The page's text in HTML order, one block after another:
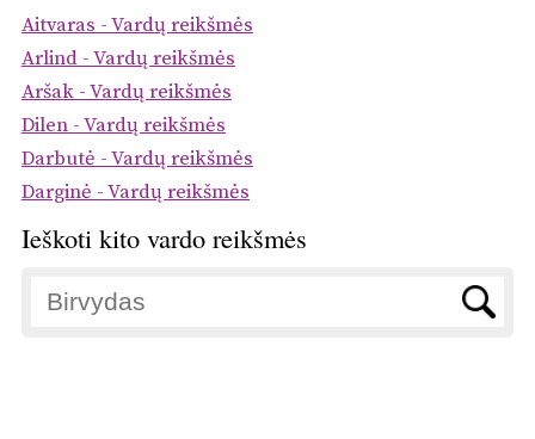
Aitvaras - Vardų reikšmės
Arlind - Vardų reikšmės
Aršak - Vardų reikšmės
Dilen - Vardų reikšmės
Darbutė - Vardų reikšmės
Darginė - Vardų reikšmės
Ieškoti kito vardo reikšmės